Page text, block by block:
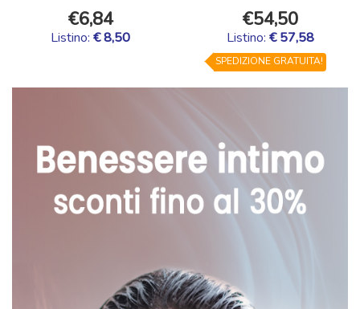
€6,84
Listino: € 8,50
€54,50
Listino: € 57,58
SPEDIZIONE GRATUITA!